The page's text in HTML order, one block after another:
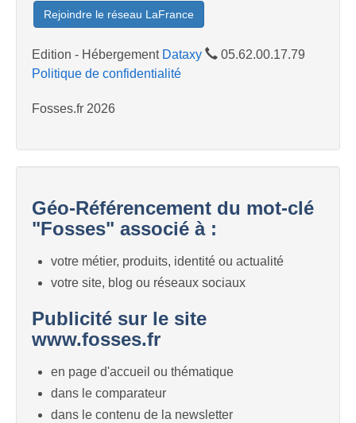
Rejoindre le réseau LaFrance
Edition - Hébergement Dataxy
05.62.00.17.79
Politique de confidentialité
Fosses.fr 2026
Géo-Référencement du mot-clé
"Fosses" associé à :
votre métier, produits, identité ou actualité
votre site, blog ou réseaux sociaux
Publicité sur le site
www.fosses.fr
en page d'accueil ou thématique
dans le comparateur
dans le contenu de la newsletter